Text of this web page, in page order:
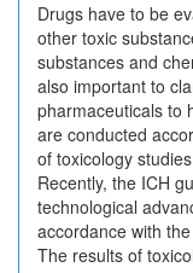
Drugs have to be
other toxic
substances and
also important to
pharmaceuticals to
are conducted
of toxicology
Recently, the ICH
technological
accordance with
The results of